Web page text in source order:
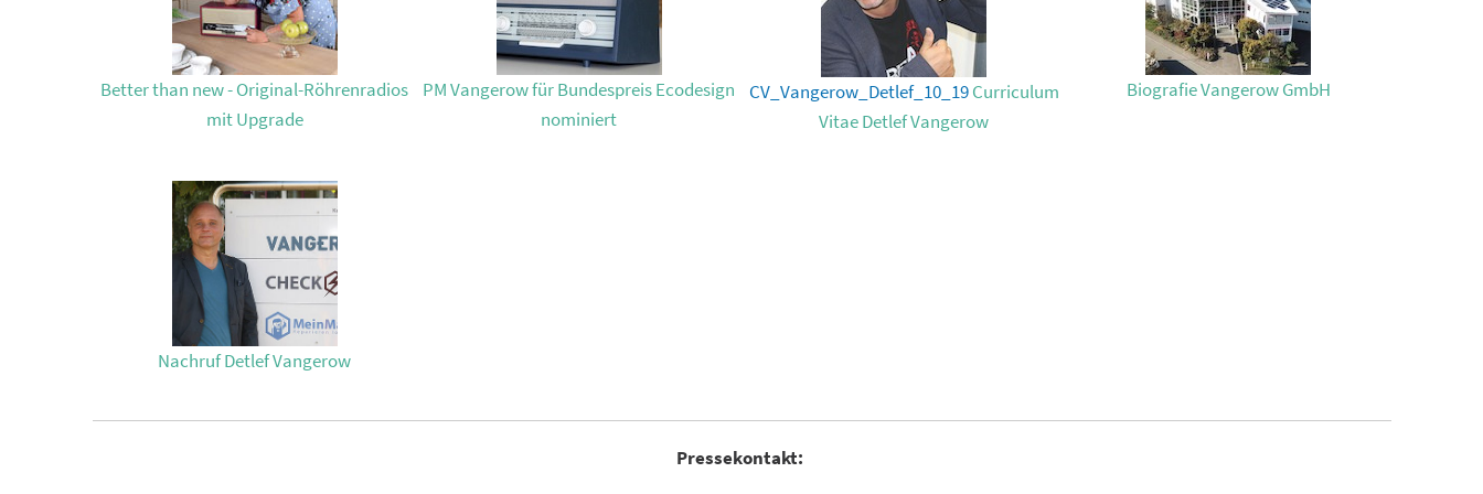
Better than new - Original-Röhrenradios
mit Upgrade
PM Vangerow für Bundespreis Ecodesign
nominiert
CV_Vangerow_Detlef_10_19Curriculum
Vitae Detlef Vangerow
Biografie Vangerow GmbH
Nachruf Detlef Vangerow
Pressekontakt: